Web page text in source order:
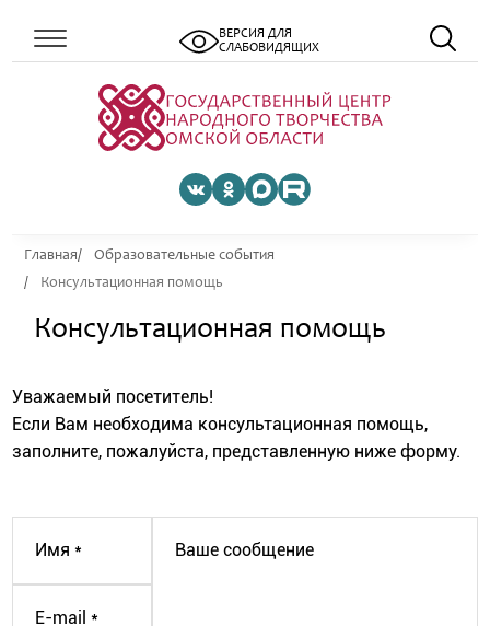
ВЕРСИЯ ДЛЯ
СЛАБОВИДЯЩИХ
Главная
Образовательные события
Консультационная помощь
Консультационная помощь
Уважаемый посетитель!
Если Вам необходима консультационная помощь,
заполните, пожалуйста, представленную ниже форму.